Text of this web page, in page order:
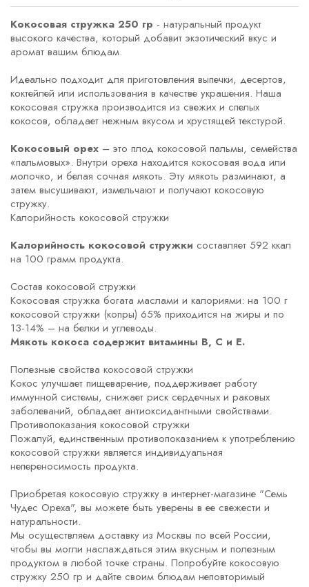
Кокосовая стружка 250 гр - натуральный продукт
высокого качества, который добавит экзотический вкус и
аромат вашим блюдам.
Идеально подходит для приготовления выпечки, десертов,
коктейлей или использования в качестве украшения. Наша
кокосовая стружка производится из свежих и спелых
кокосов, обладает нежным вкусом и хрустящей текстурой.
Кокосовый орех – это плод кокосовой пальмы, семейства
«пальмовых». Внутри ореха находится кокосовая вода или
молочко, и белая сочная мякоть. Эту мякоть разминают, а
затем высушивают, измельчают и получают кокосовую
стружку.
Калорийность кокосовой стружки
Калорийность кокосовой стружки составляет 592 ккал
на 100 грамм продукта.
Состав кокосовой стружки
Кокосовая стружка богата маслами и калориями: на 100 г
кокосовой стружки (копры) 65% приходится на жиры и по
13-14% – на белки и углеводы.
Мякоть кокоса содержит витамины B, C и Е.
Полезные свойства кокосовой стружки
Кокос улучшает пищеварение, поддерживает работу
иммунной системы, снижает риск сердечных и раковых
заболеваний, обладает антиоксидантными свойствами.
Противопоказания кокосовой стружки
Пожалуй, единственным противопоказанием к употреблению
кокосовой стружки является индивидуальная
непереносимость продукта.
Приобретая кокосовую стружку в интернет-магазине "Семь
Чудес Ореха", вы можете быть уверены в ее свежести и
натуральности.
Мы осуществляем доставку из Москвы по всей России,
чтобы вы могли наслаждаться этим вкусным и полезным
продуктом в любой точке страны. Попробуйте кокосовую
стружку 250 гр и дайте своим блюдам неповторимый